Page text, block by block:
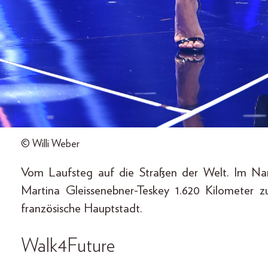
© Willi Weber
Vom Laufsteg auf die Straßen der Welt. Im
Martina Gleissenebner-Teskey 1.620
französische Hauptstadt.
Walk4Future